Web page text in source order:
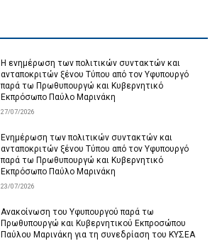
Η ενημέρωση των πολιτικών συντακτών και
ανταποκριτών ξένου Τύπου από τον Υφυπουργό
παρά τω Πρωθυπουργώ και Κυβερνητικό
Εκπρόσωπο Παύλο Μαρινάκη
27/07/2026
Ενημέρωση των πολιτικών συντακτών και
ανταποκριτών ξένου Τύπου από τον Υφυπουργό
παρά τω Πρωθυπουργώ και Κυβερνητικό
Εκπρόσωπο Παύλο Μαρινάκη
23/07/2026
Ανακοίνωση του Υφυπουργού παρά τω
Πρωθυπουργώ και Κυβερνητικού Εκπροσώπου
Παύλου Μαρινάκη για τη συνεδρίαση του ΚΥΣΕΑ